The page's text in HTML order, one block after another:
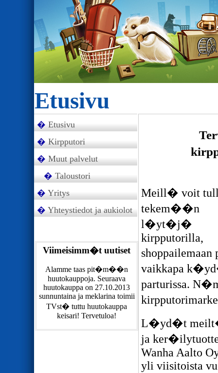
Etusivu
Etusivu
Kirpputori
Muut palvelut
Taloustori
Yritys
Yhteystiedot ja aukiolot
Viimeisimm�t uutiset
Alamme taas pit�m��n
huutokauppoja. Seuraava
huutokauppa on 27.10.2013
sunnuntaina ja meklarina toimii
TVst� tuttu huutokauppa
keisari! Tervetuloa!
Meill� voit
tekem��n
l�yt�j�
kirpputorilla,
vaikkapa
parturissa.
L�yd�t meilt�
ja
Wanha Aalto
yli viisitoista